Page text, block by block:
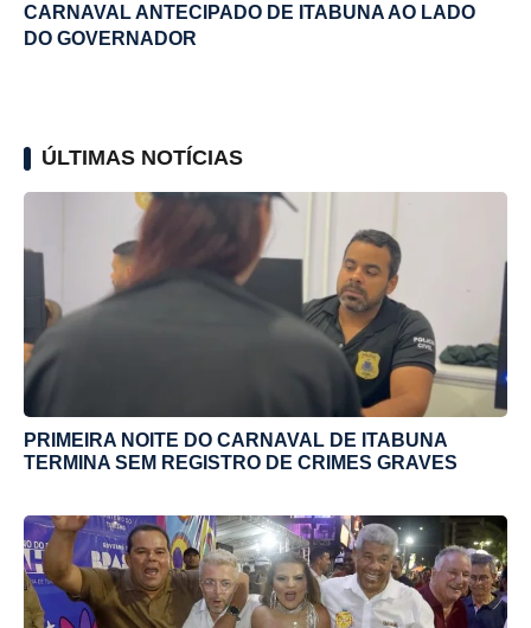
CARNAVAL ANTECIPADO DE ITABUNA AO LADO
DO GOVERNADOR
ÚLTIMAS NOTÍCIAS
PRIMEIRA NOITE DO CARNAVAL DE ITABUNA
TERMINA SEM REGISTRO DE CRIMES GRAVES